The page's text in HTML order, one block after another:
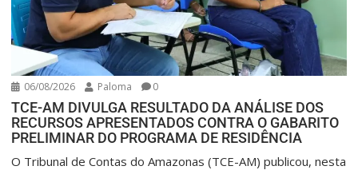
06/08/2026 Paloma 0
TCE-AM DIVULGA RESULTADO DA ANÁLISE DOS
RECURSOS APRESENTADOS CONTRA O GABARITO
PRELIMINAR DO PROGRAMA DE RESIDÊNCIA
O Tribunal de Contas do Amazonas (TCE-AM) publicou, nesta